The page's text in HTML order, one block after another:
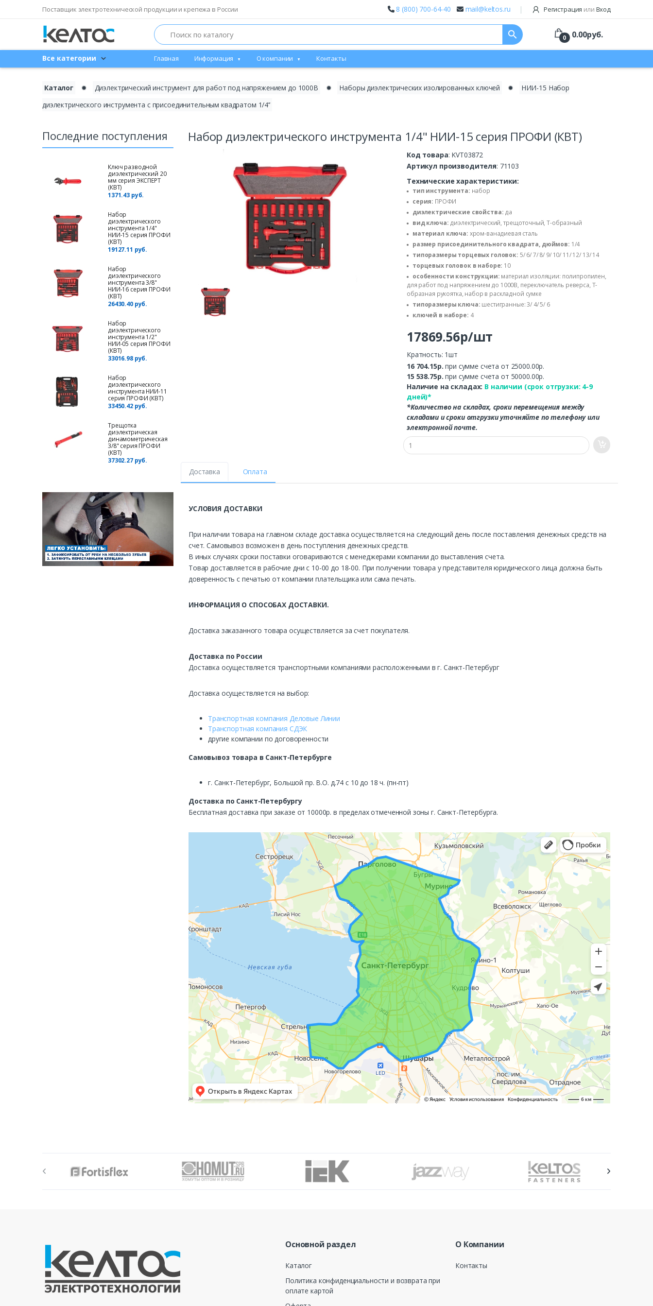
Поставщик электротехнической продукции и крепежа в России 8 (800) 700-64-40 mail@keltos.ru Регистрация или Вход
Search search 0 0.00руб.
Все категории Главная Информация О компании Контакты
Каталог ✹ Диэлектрический инструмент для работ под напряжением до 1000В ✹ Наборы диэлектрических изолированных ключей ✹
НИИ-15 Набор
диэлектрического инструмента с присоединительным квадратом 1/4’’
Последние поступления
Ключ разводной
диэлектрический 20
мм серия ЭКСПЕРТ
(КВТ)
1371.43 руб.
Набор
диэлектрического
инструмента 1/4"
НИИ-15 серия ПРОФИ
(КВТ)
19127.11 руб.
Набор
диэлектрического
инструмента 3/8"
НИИ-16 серия ПРОФИ
(КВТ)
26430.40 руб.
Набор
диэлектрического
инструмента 1/2"
НИИ-05 серия ПРОФИ
(КВТ)
33016.98 руб.
Набор
диэлектрического
инструмента НИИ-11
серия ПРОФИ (КВТ)
33450.42 руб.
Трещотка
диэлектрическая
динамометрическая
3/8" серия ПРОФИ
(КВТ)
37302.27 руб.
Набор диэлектрического инструмента 1/4" НИИ-15 серия ПРОФИ (КВТ)
Код товара: KVT03872
Артикул производителя: 71103
Технические характеристики:
тип инструмента: набор
серия: ПРОФИ
диэлектрические свойства: да
вид ключа: диэлектрический, трещоточный, Т-образный
материал ключа: хром-ванадиевая сталь
размер присоединительного квадрата, дюймов: 1/4
типоразмеры торцевых головок: 5/ 6/ 7/ 8/ 9/ 10/ 11/ 12/ 13/ 14
торцевых головок в наборе: 10
особенности конструкции: материал изоляции: полипропилен,
для работ под напряжением до 1000В, переключатель реверса, Т-
образная рукоятка, набор в раскладной сумке
типоразмеры ключа: шестигранные: 3/ 4/ 5/ 6
ключей в наборе: 4
17869.56р/шт
Кратность: 1шт
16 704.15р.при сумме счета от 25000.00р.
15 538.75р.при сумме счета от 50000.00р.
Наличие на складах: В наличии (срок отгрузки: 4-9
дней)*
*Количество на складах, сроки перемещения между
складами и сроки отгрузки уточняйте по телефону или
электронной почте.
Доставка Оплата
УСЛОВИЯ ДОСТАВКИ
При наличии товара на главном складе доставка осуществляется на следующий день после поставления денежных средств на
счет. Самовывоз возможен в день поступления денежных средств.
В иных случаях сроки поставки оговариваются с менеджерами компании до выставления счета.
Товар доставляется в рабочие дни с 10-00 до 18-00. При получении товара у представителя юридического лица должна быть
доверенность с печатью от компании плательщика или сама печать.
ИНФОРМАЦИЯ О СПОСОБАХ ДОСТАВКИ.
Доставка заказанного товара осуществляется за счет покупателя.
Доставка по России
Доставка осуществляется транспортными компаниями расположенными в г. Санкт-Петербург
Доставка осуществляется на выбор:
Транспортная компания Деловые Линии
Транспортная компания СДЭК
другие компании по договоренности
Самовывоз товара в Санкт-Петербурге
г. Санкт-Петербург, Большой пр. В.О. д.74 с 10 до 18 ч. (пн-пт)
Доставка по Санкт-Петербургу
Бесплатная доставка при заказе от 10000р. в пределах отмеченной зоны г. Санкт-Петербурга.
Основной раздел
Каталог
Политика конфиденциальности и возврата при
оплате картой
О Компании
Контакты